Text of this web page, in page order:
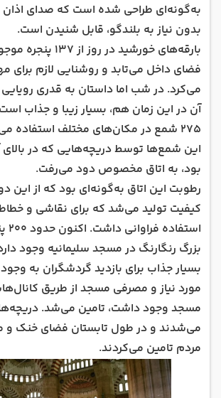
به‌گونه‌ای طراحی شده است که صدای
بدون نیاز به بلندگو، قابل شنیدن است.
بارقه‌های خورشید در
فضای داخل می‌تابد و روشنایی لازم برای
می‌کرد. در شب اما داستان به قدری
آن در این زمان هم، بسیار زیبا و جذاب
275 شمع در مکان‌های مختلف استفاده
این شمع‌ها توسط دریچه‌هایی که در
بود، به اتاق مخصوص دود می‌رفت.
رطوبت این اتاق به‌گونه‌ای بود که از این
کیفیت تولید می‌شد که برای نقاشی و
بزرگ رنگارنگ در مسجد سلیمانیه وجود
بسیار جذاب برای بازدید گردشگران به
مورد نیاز و مصرفی مسجد از طریق
مسجد وجود داشت، تامین می‌شد.
می‌شدند و در طول تابستان فضای خنک و
مردم تامین می‌کردند.